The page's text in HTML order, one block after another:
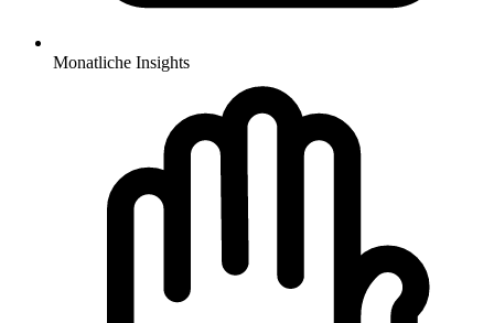
Monatliche Insights